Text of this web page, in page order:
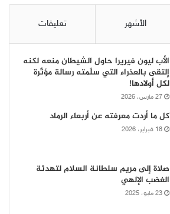
الأشهر تعليقات
الأب ليون فيريرا حاول الشيطان منعه لكنه
إلتقى بالعذراء التي سلّمته رسالة مؤثّرة
لكل أولادها!
27 مارس، 2026
كل ما أردت معرفته عن أربعاء الرماد
18 فبراير، 2026
صلاة إلى مريم سلطانة السلام لتهدئة
الغضب الإلهي
23 مايو، 2025